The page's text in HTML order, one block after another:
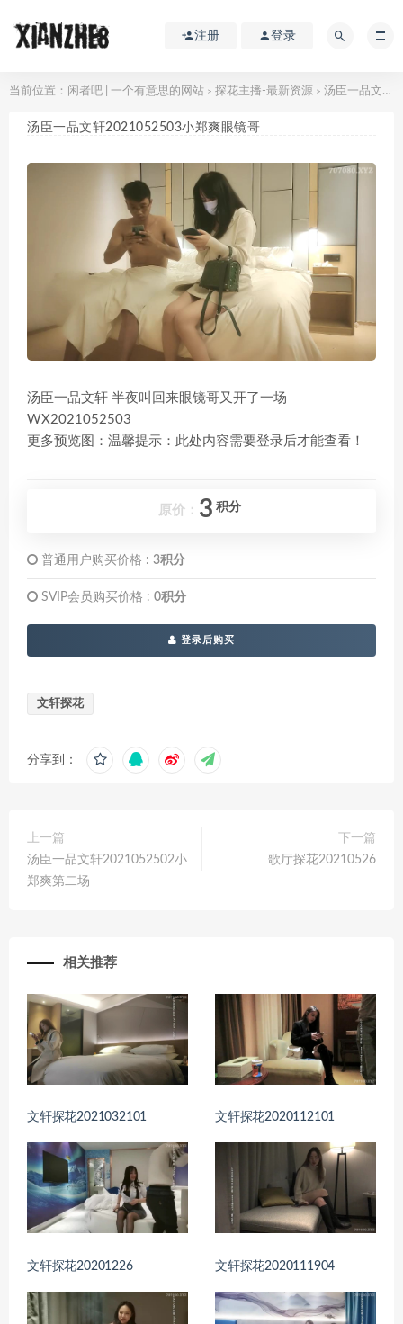
注册 登录
当前位置： 闲者吧 | 一个有意思的网站 > 探花主播-最新资源 > 汤臣一品文轩2021052503小郑爽眼镜哥
汤臣一品文轩2021052503小郑爽眼镜哥
汤臣一品文轩 半夜叫回来眼镜哥又开了一场
WX2021052503
更多预览图：温馨提示：此处内容需要登录后才能查看！
原价： 3 积分
普通用户购买价格 : 3积分
SVIP会员购买价格 : 0积分
登录后购买
文轩探花
分享到：
上一篇
汤臣一品文轩2021052502小
郑爽第二场
下一篇
歌厅探花20210526
相关推荐
文轩探花2021032101 文轩探花2020112101
文轩探花20201226 文轩探花2020111904